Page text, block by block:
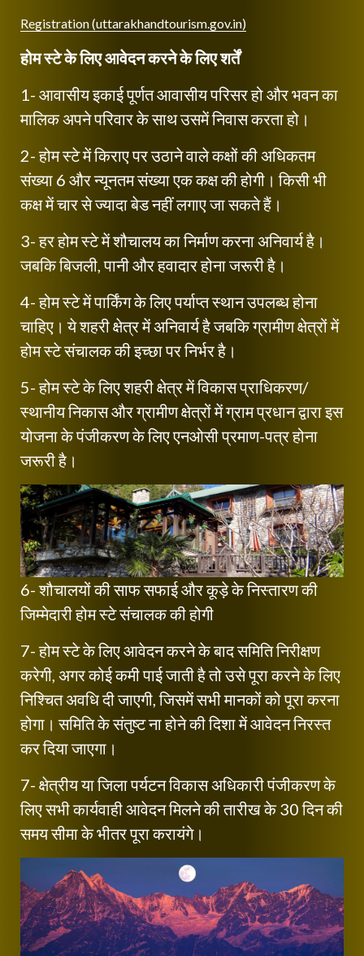
Registration (uttarakhandtourism.gov.in)
होम स्टे के लिए आवेदन करने के लिए शर्तें
1- आवासीय इकाई पूर्णत आवासीय परिसर हो और भवन का
मालिक अपने परिवार के साथ उसमें निवास करता हो।
2- होम स्टे में किराए पर उठाने वाले कक्षों की अधिकतम
संख्या 6 और न्यूनतम संख्या एक कक्ष की होगी। किसी भी
कक्ष में चार से ज्यादा बेड नहीं लगाए जा सकते हैं।
3- हर होम स्टे में शौचालय का निर्माण करना अनिवार्य है।
जबकि बिजली, पानी और हवादार होना जरूरी है।
4- होम स्टे में पार्किंग के लिए पर्याप्त स्थान उपलब्ध होना
चाहिए। ये शहरी क्षेत्र में अनिवार्य है जबकि ग्रामीण क्षेत्रों में
होम स्टे संचालक की इच्छा पर निर्भर है।
5- होम स्टे के लिए शहरी क्षेत्र में विकास प्राधिकरण/
स्थानीय निकास और ग्रामीण क्षेत्रों में ग्राम प्रधान द्वारा इस
योजना के पंजीकरण के लिए एनओसी प्रमाण-पत्र होना
जरूरी है।
6- शौचालयों की साफ सफाई और कूड़े के निस्तारण की
जिम्मेदारी होम स्टे संचालक की होगी
7- होम स्टे के लिए आवेदन करने के बाद समिति निरीक्षण
करेगी, अगर कोई कमी पाई जाती है तो उसे पूरा करने के लिए
निश्चित अवधि दी जाएगी, जिसमें सभी मानकों को पूरा करना
होगा। समिति के संतुष्ट ना होने की दिशा में आवेदन निरस्त
कर दिया जाएगा।
7- क्षेत्रीय या जिला पर्यटन विकास अधिकारी पंजीकरण के
लिए सभी कार्यवाही आवेदन मिलने की तारीख के 30 दिन की
समय सीमा के भीतर पूरा करायंगे।